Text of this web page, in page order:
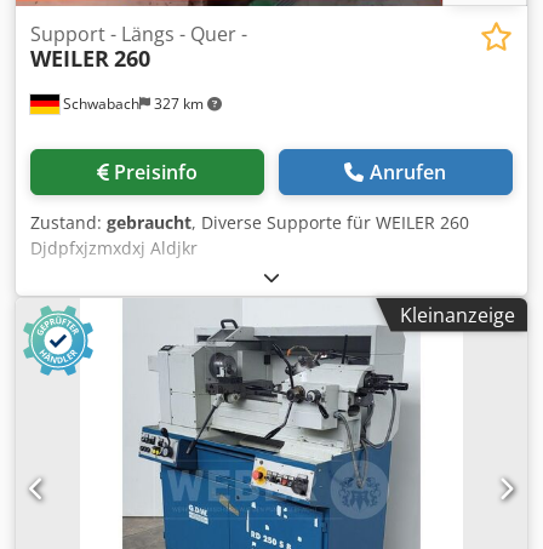
Schwabach 327 km
Support - Längs - Quer -
WEILER 260
Preisinfo Anrufen
Zustand: gebraucht, Diverse Supporte für WEILER 260
Djdpfxjzmxdxj Aldjkr
Kleinanzeige